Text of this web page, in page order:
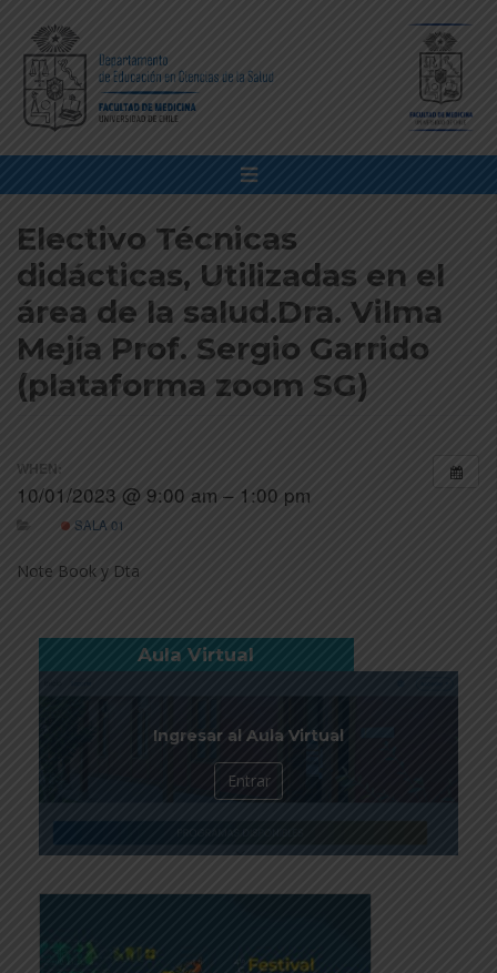
Electivo Técnicas
didácticas, Utilizadas en el
área de la salud.Dra. Vilma
Mejía Prof. Sergio Garrido
(plataforma zoom SG)
WHEN:
10/01/2023 @ 9:00 am – 1:00 pm
SALA 01
Note Book y Dta
Aula Virtual
Ingresar al Aula Virtual
Entrar